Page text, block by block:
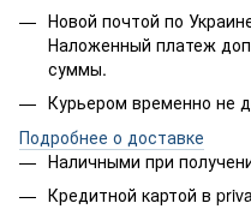
Новой почтой по
Наложенный платеж
суммы.
Курьером временно не
Подробнее о доставке
Наличными при
Кредитной картой в